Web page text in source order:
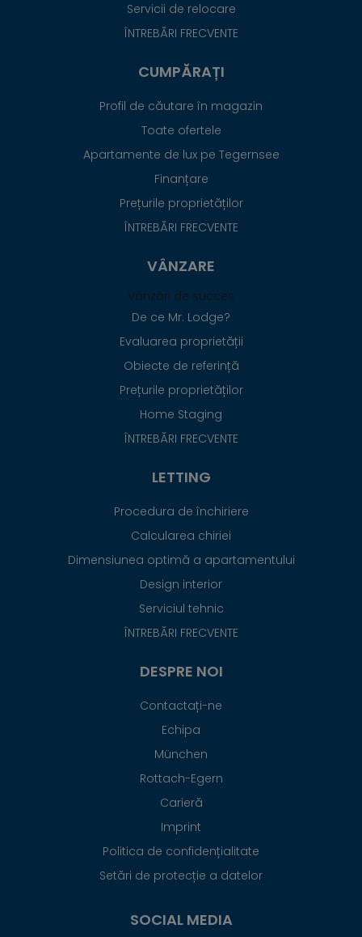
Servicii de relocare
ÎNTREBĂRI FRECVENTE
CUMPĂRAȚI
Profil de căutare în magazin
Toate ofertele
Apartamente de lux pe Tegernsee
Finanțare
Prețurile proprietăților
ÎNTREBĂRI FRECVENTE
VÂNZARE
Vânzări de succes
De ce Mr. Lodge?
Evaluarea proprietății
Obiecte de referință
Prețurile proprietăților
Home Staging
ÎNTREBĂRI FRECVENTE
LETTING
Procedura de închiriere
Calcularea chiriei
Dimensiunea optimă a apartamentului
Design interior
Serviciul tehnic
ÎNTREBĂRI FRECVENTE
DESPRE NOI
Contactați-ne
Echipa
München
Rottach-Egern
Carieră
Imprint
Politica de confidențialitate
Setări de protecție a datelor
SOCIAL MEDIA